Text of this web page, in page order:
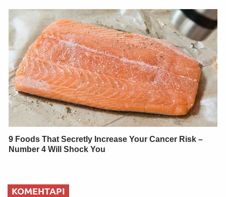
9 Foods That Secretly Increase Your Cancer Risk –
Number 4 Will Shock You
КОМЕНТАРІ